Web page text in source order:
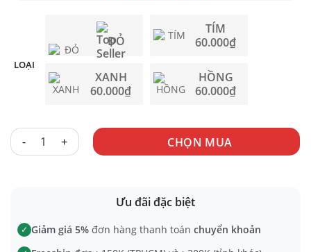
LOẠI
ĐỎ
60.000₫
TÍM
60.000₫
XANH
60.000₫
HỒNG
60.000₫
CHOKER VÒNG số lượng CHỌN MUA
Ưu đãi đặc biệt
✓ Giảm giá 5% đơn hàng thanh toán chuyển khoản